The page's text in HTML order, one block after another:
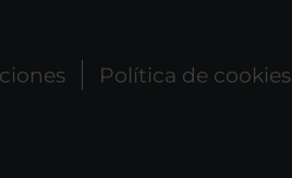
Política de cookies